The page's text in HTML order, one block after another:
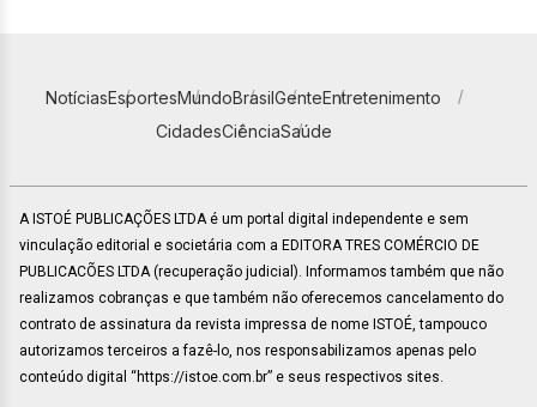
NotíciasEsportesMundoBrasilGenteEntretenimento
CidadesCiênciaSaúde
A ISTOÉ PUBLICAÇÕES LTDA é um portal digital independente e sem
vinculação editorial e societária com a EDITORA TRES COMÉRCIO DE
PUBLICACÕES LTDA (recuperação judicial). Informamos também que não
realizamos cobranças e que também não oferecemos cancelamento do
contrato de assinatura da revista impressa de nome ISTOÉ, tampouco
autorizamos terceiros a fazê-lo, nos responsabilizamos apenas pelo
conteúdo digital “https://istoe.com.br” e seus respectivos sites.